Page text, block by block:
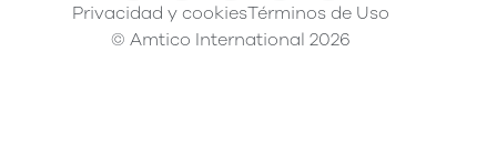
Privacidad y cookiesTérminos de Uso
© Amtico International 2026